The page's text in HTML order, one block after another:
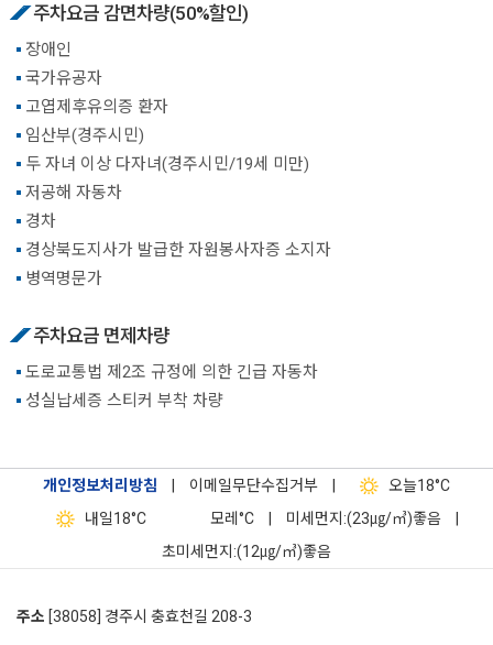
주차요금 감면차량(50%할인)
장애인
국가유공자
고엽제후유의증 환자
임산부(경주시민)
두 자녀 이상 다자녀(경주시민/19세 미만)
저공해 자동차
경차
경상북도지사가 발급한 자원봉사자증 소지자
병역명문가
주차요금 면제차량
도로교통법 제2조 규정에 의한 긴급 자동차
성실납세증 스티커 부착 차량
개인정보처리방침 이메일무단수집거부 오늘18°C
내일18°C 모레 °C 미세먼지:(23㎍/㎥)좋음
초미세먼지:(12㎍/㎥)좋음
주소 [38058] 경주시 충효천길 208-3